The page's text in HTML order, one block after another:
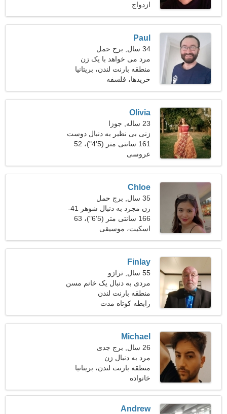
ازدواج
Paul
34 سال, برج حمل
مرد می خواهد با یک زن
ملاقات کند 26-29
منطقه بارنت لندن، بریتانیا
خریدها، فلسفه
Olivia
23 ساله, جوزا
زنی بی نظیر به دنبال دوست
می گردد
161 سانتی متر (5'4")، 52
کیلوگرم (114 پوند)
عروسی
Chloe
35 سال, برج حمل
زن مجرد به دنبال شوهر 41-
45
166 سانتی متر (5'6")، 63
کیلوگرم (138 پوند)
اسکیت، موسیقی
Finlay
55 سال, ترازو
مردی به دنبال یک خانم مسن
45-50
منطقه بارنت لندن
رابطه کوتاه مدت
Michael
26 سال, برج جدی
مرد به دنبال زن
منطقه بارنت لندن، بریتانیا
خانواده
Andrew